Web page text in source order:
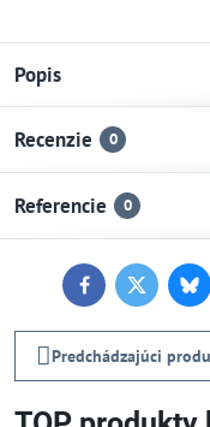
Popis
Recenzie 0
Referencie 0
FacebookTwitter
Predchádzajúci